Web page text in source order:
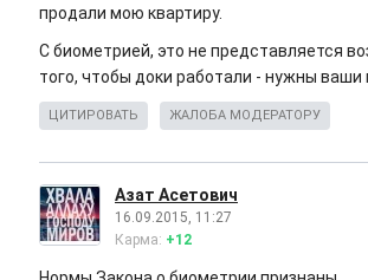
продали мою квартиру.
С биометрией, это не представляется
того, чтобы доки работали - нужны ваши
ЦИТИРОВАТЬ ЖАЛОБА МОДЕРАТОРУ
Aзат Aсетович
16.09.2015, 11:27
Карма: +12